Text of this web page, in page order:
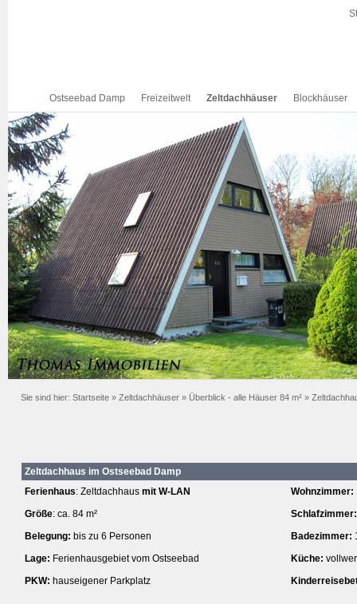
Ostseebad Damp Freizeitwelt Zeltdachhäuser Blockhäuser
Sie sind hier: Startseite » Zeltdachhäuser » Überblick - alle Häuser 84 m² »
Zeltdachhaus im Ostseebad Damp
Ferienhaus: Zeltdachhaus mit W-LAN Wohnzimmer:
Größe: ca. 84 m²
Schlafzimmer:
Belegung: bis zu 6 Personen Badezimmer:
Lage: Ferienhausgebiet vom Ostseebad Küche:
PKW: hauseigener Parkplatz